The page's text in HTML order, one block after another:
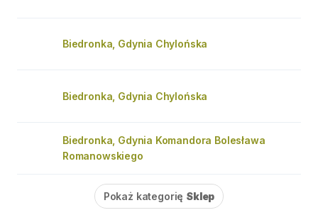
Biedronka, Gdynia Chylońska
Biedronka, Gdynia Chylońska
Biedronka, Gdynia Komandora Bolesława
Romanowskiego
Pokaż kategorię Sklep